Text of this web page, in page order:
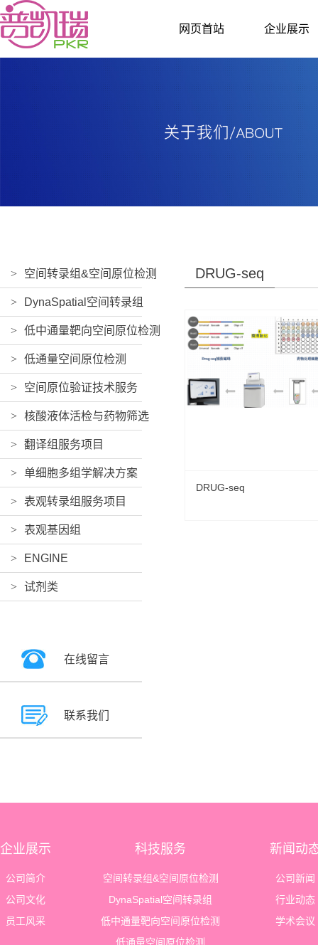
网页首站 企业展示
> 空间转录组&空间原位检测
> DynaSpatial空间转录组
> 低中通量靶向空间原位检测
> 低通量空间原位检测
> 空间原位验证技术服务
> 核酸液体活检与药物筛选
> 翻译组服务项目
> 单细胞多组学解决方案
> 表观转录组服务项目
> 表观基因组
> ENGINE
> 试剂类
在线留言
联系我们
DRUG-seq
DRUG-seq
企业展示
公司简介
公司文化
员工风采
科技服务
空间转录组&空间原位检测
DynaSpatial空间转录组
低中通量靶向空间原位检测
低通量空间原位检测
新闻动
公司新闻
行业动态
学术会议